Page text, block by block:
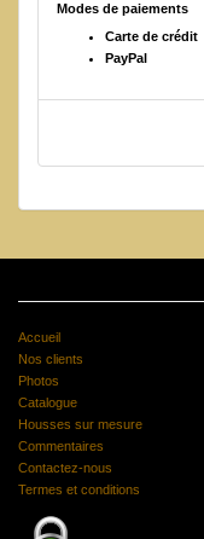
Modes de paiements
Carte de crédit
PayPal
Accueil
Nos clients
Photos
Catalogue
Housses sur mesure
Commentaires
Contactez-nous
Termes et conditions